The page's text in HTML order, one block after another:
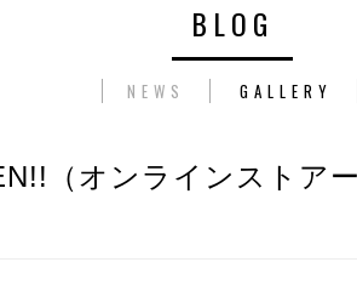
BLOG
NEWS GALLERY
（オンラインストア